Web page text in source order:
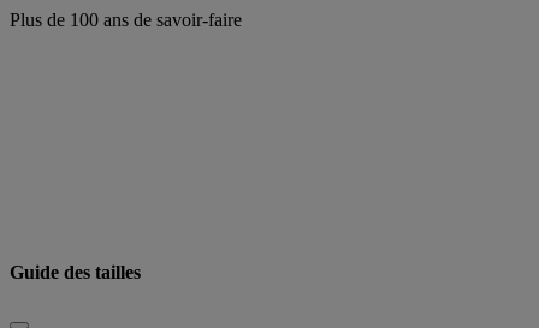
Plus de 100 ans de savoir-faire
Guide des tailles